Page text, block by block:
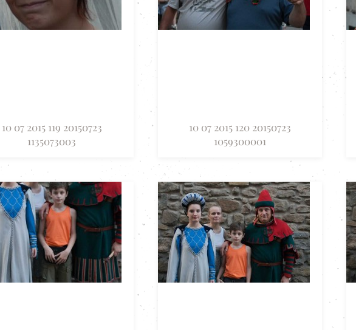
10 07 2015 119 20150723
1135073003
10 07 2015 120 20150723
1059300001